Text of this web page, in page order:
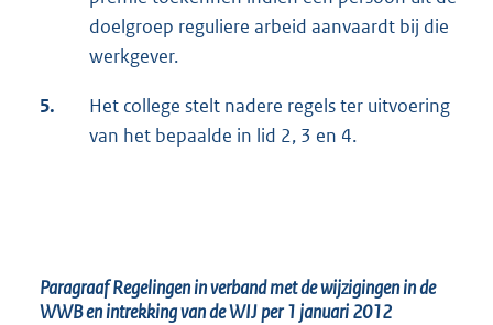
doelgroep reguliere arbeid aanvaardt bij die
werkgever.
5.
Het college stelt nadere regels ter uitvoering
van het bepaalde in lid 2, 3 en 4.
Paragraaf Regelingen in verband met de wijzigingen in de
WWB en intrekking van de WIJ per 1 januari 2012